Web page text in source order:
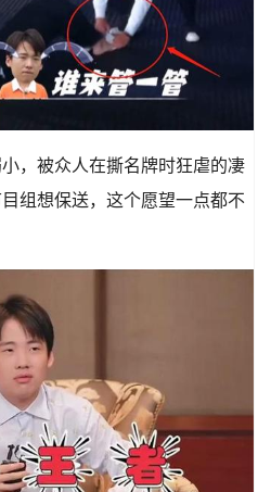
，被众人在撕名牌时狂虐的凄
组想保送，这个愿望一点都不